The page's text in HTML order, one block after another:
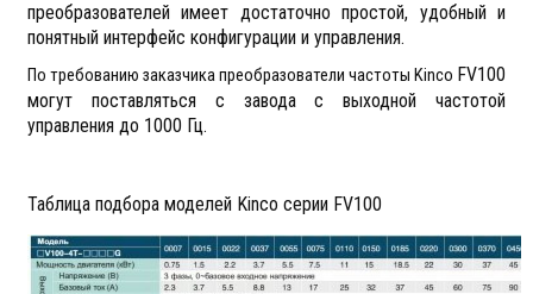
преобразователей имеет достаточно простой, удобный и
понятный интерфейс конфигурации и управления.
По требованию заказчика преобразователи частоты Kinco FV100
могут поставляться с завода с выходной частотой
управления до 1000 Гц.
Таблица подбора моделей Kinco серии FV100